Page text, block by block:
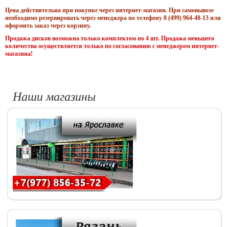
Цена действительна при покупке через интернет-магазин. При самовывозе
необходимо резервировать через менеджера по телефону 8 (499) 964-48-13 или
оформить заказ через корзину.
Продажа дисков возможна только комплектом по 4 шт. Продажа меньшего
количества осуществляется только по согласованию с менеджером интернет-
магазина!
Наши магазины